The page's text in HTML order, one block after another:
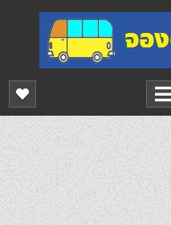
content
จองตั๋วรถตู้ออนไลน์
บริการจองตั๋วรถตู้ออนไลน์